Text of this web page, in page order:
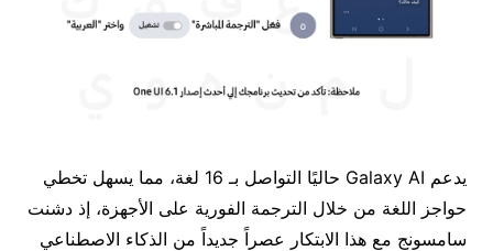
يدعم Galaxy AI حاليًا التواصل بـ 16 لغة، مما يسهل تخطي
حواجز اللغة من خلال الترجمة الفورية على الأجهزة، إذ دشنت
سامسونج مع هذا الابتكار عصراً جديداً من الذكاء الاصطناعي